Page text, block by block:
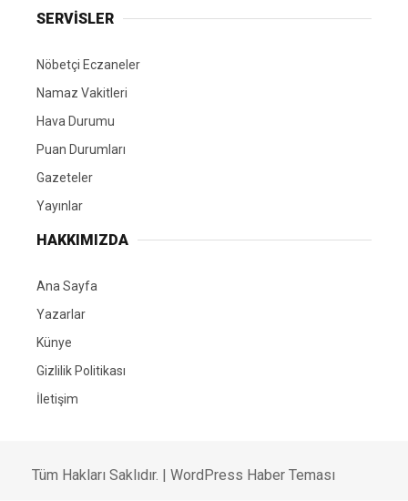
SERVİSLER
Nöbetçi Eczaneler
Namaz Vakitleri
Hava Durumu
Puan Durumları
Gazeteler
Yayınlar
HAKKIMIZDA
Ana Sayfa
Yazarlar
Künye
Gizlilik Politikası
İletişim
Tüm Hakları Saklıdır. | WordPress Haber Teması